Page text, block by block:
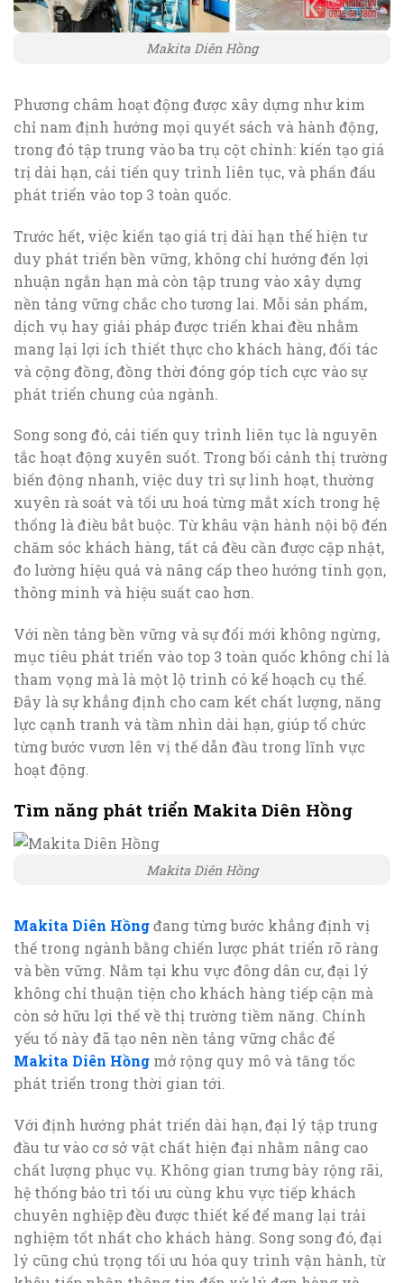
Makita Diên Hồng
Phương châm hoạt động được xây dựng như kim
chỉ nam định hướng mọi quyết sách và hành động,
trong đó tập trung vào ba trụ cột chính: kiến tạo giá
trị dài hạn, cải tiến quy trình liên tục, và phấn đấu
phát triển vào top 3 toàn quốc.
Trước hết, việc kiến tạo giá trị dài hạn thể hiện tư
duy phát triển bền vững, không chỉ hướng đến lợi
nhuận ngắn hạn mà còn tập trung vào xây dựng
nền tảng vững chắc cho tương lai. Mỗi sản phẩm,
dịch vụ hay giải pháp được triển khai đều nhằm
mang lại lợi ích thiết thực cho khách hàng, đối tác
và cộng đồng, đồng thời đóng góp tích cực vào sự
phát triển chung của ngành.
Song song đó, cải tiến quy trình liên tục là nguyên
tắc hoạt động xuyên suốt. Trong bối cảnh thị trường
biến động nhanh, việc duy trì sự linh hoạt, thường
xuyên rà soát và tối ưu hoá từng mắt xích trong hệ
thống là điều bắt buộc. Từ khâu vận hành nội bộ đến
chăm sóc khách hàng, tất cả đều cần được cập nhật,
đo lường hiệu quả và nâng cấp theo hướng tinh gọn,
thông minh và hiệu suất cao hơn.
Với nền tảng bền vững và sự đổi mới không ngừng,
mục tiêu phát triển vào top 3 toàn quốc không chỉ là
tham vọng mà là một lộ trình có kế hoạch cụ thể.
Đây là sự khẳng định cho cam kết chất lượng, năng
lực cạnh tranh và tầm nhìn dài hạn, giúp tổ chức
từng bước vươn lên vị thế dẫn đầu trong lĩnh vực
hoạt động.
Tìm năng phát triển Makita Diên Hồng
Makita Diên Hồng
Makita Diên Hồngđang từng bước khẳng định vị
thế trong ngành bằng chiến lược phát triển rõ ràng
và bền vững. Nằm tại khu vực đông dân cư, đại lý
không chỉ thuận tiện cho khách hàng tiếp cận mà
còn sở hữu lợi thế về thị trường tiềm năng. Chính
yếu tố này đã tạo nên nền tảng vững chắc để
Makita Diên Hồng mở rộng quy mô và tăng tốc
phát triển trong thời gian tới.
Với định hướng phát triển dài hạn, đại lý tập trung
đầu tư vào cơ sở vật chất hiện đại nhằm nâng cao
chất lượng phục vụ. Không gian trưng bày rộng rãi,
hệ thống bảo trì tối ưu cùng khu vực tiếp khách
chuyên nghiệp đều được thiết kế để mang lại trải
nghiệm tốt nhất cho khách hàng. Song song đó, đại
lý cũng chú trọng tối ưu hóa quy trình vận hành, từ